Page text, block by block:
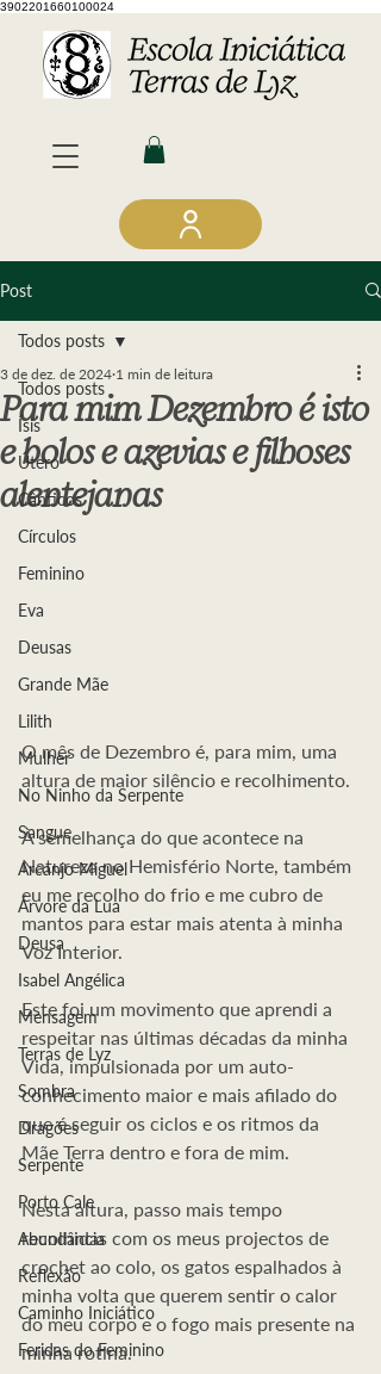
3902201660100024
Post
Todos posts
Ísis
Útero
Cânticos
Círculos
Feminino
Eva
Deusas
Grande Mãe
Lilith
Mulher
No Ninho da Serpente
Sangue
Arcanjo Miguel
Árvore da Lua
Deusa
Isabel Angélica
Mensagem
Terras de Lyz
Sombra
Dragões
Serpente
Porto Cale
Abundância
Reflexão
Caminho Iniciático
Feridas do Feminino
Todos posts
Para mim Dezembro é isto
e bolos e azevias e filhoses
alentejanas
3 de dez. de 2024 1 min de leitura
O mês de Dezembro é, para mim, uma
altura de maior silêncio e recolhimento.
À semelhança do que acontece na
Natureza no Hemisfério Norte, também
eu me recolho do frio e me cubro de
mantos para estar mais atenta à minha
Voz Interior.
Este foi um movimento que aprendi a
respeitar nas últimas décadas da minha
Vida, impulsionada por um auto-
conhecimento maior e mais afilado do
que é seguir os ciclos e os ritmos da
Mãe Terra dentro e fora de mim.
Nesta altura, passo mais tempo
recolhidas com os meus projectos de
crochet ao colo, os gatos espalhados à
minha volta que querem sentir o calor
do meu corpo e o fogo mais presente na
minha rotina.